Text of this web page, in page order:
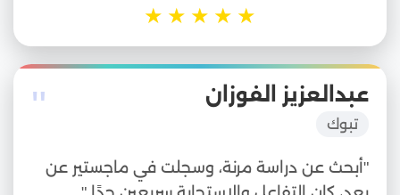
★
★
★
★
★
" عبدالعزيز الفوزان
تبوك
"أبحث عن دراسة مرنة، وسجلت في ماجستير عن